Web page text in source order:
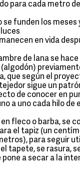
para cada metro
funden los meses
en vida
de lana se
que según el
sigue un
de conocer en
a uno cada hilo de
fleco o barba, se
el tapiz (un
para seguir
tapete, se rasura,
pone a secar a la